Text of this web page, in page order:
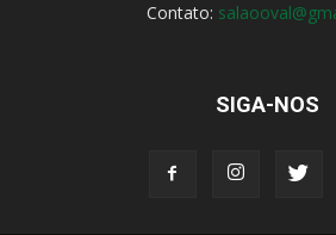
Contato:
SIGA-NOS